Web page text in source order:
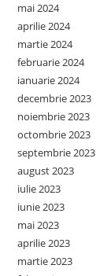
mai 2024
aprilie 2024
martie 2024
februarie 2024
ianuarie 2024
decembrie 2023
noiembrie 2023
octombrie 2023
septembrie 2023
august 2023
iulie 2023
iunie 2023
mai 2023
aprilie 2023
martie 2023